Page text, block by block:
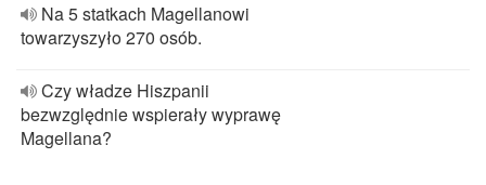
Na 5 statkach Magellanowi
towarzyszyło 270 osób.
Czy władze Hiszpanii
bezwzględnie wspierały wyprawę
Magellana?